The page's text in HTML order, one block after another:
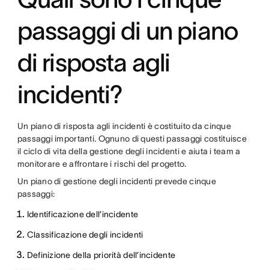
passaggi di un piano
di risposta agli
incidenti?
Un piano di risposta agli incidenti è costituito da cinque
passaggi importanti. Ognuno di questi passaggi costituisce
il ciclo di vita della gestione degli incidenti e aiuta i team a
monitorare e affrontare i rischi del progetto.
Un piano di gestione degli incidenti prevede cinque
passaggi:
Identificazione dell’incidente
Classificazione degli incidenti
Definizione della priorità dell’incidente